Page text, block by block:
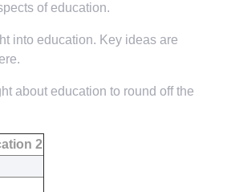
of education.
into education. Key ideas are
about education to round off the
2